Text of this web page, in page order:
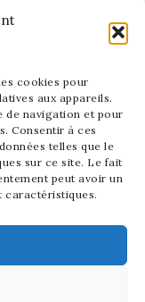
cookies pour
aux appareils.
de navigation et pour
Consentir à ces
telles que le
sur ce site. Le fait
peut avoir un
caractéristiques.
ma
des célébrités.
je trouve le
Mère d'un
lui l'amour de